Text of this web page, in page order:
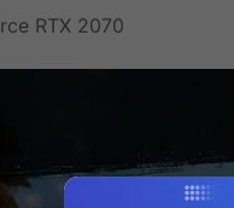
RTX 2070